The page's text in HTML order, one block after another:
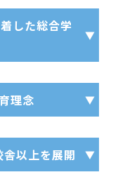
した総合学
理念
以上を展開